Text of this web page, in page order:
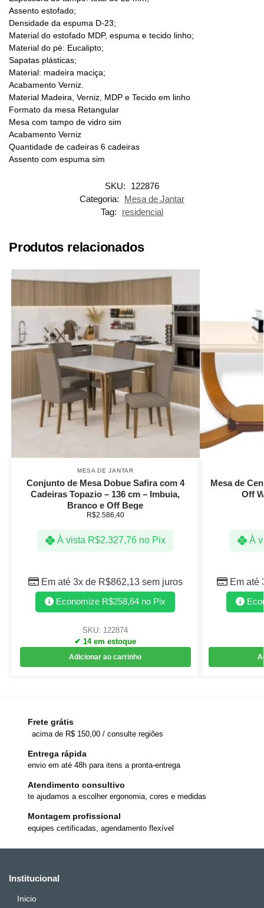
Assento estofado;
Densidade da espuma D-23;
Material do estofado MDP, espuma e tecido linho;
Material do pé: Eucalipto;
Sapatas plásticas;
Material: madeira maciça;
Acabamento Verniz.
Material Madeira, Verniz, MDP e Tecido em linho
Formato da mesa Retangular
Mesa com tampo de vidro sim
Acabamento Verniz
Quantidade de cadeiras 6 cadeiras
Assento com espuma sim
SKU:
122876
Categoria:
Mesa de Jantar
Tag:
residencial
Produtos relacionados
MESA DE JANTAR
Conjunto de Mesa Dobue Safira com 4
Cadeiras Topazio – 136 cm – Imbuia,
Branco e Off Bege
R$2.586,40
À vista R$2.327,76 no Pix
Em até 3x de R$862,13sem juros
Economize R$258,64 no Pix
SKU: 122874
✔ 14 em estoque
Adicionar ao carrinho
Mesa de
Off
À
Em até
Frete grátis
acima de R$ 150,00 / consulte regiões
Entrega rápida
envio em até 48h para itens a pronta-entrega
Atendimento consultivo
te ajudamos a escolher ergonomia, cores e medidas
Montagem profissional
equipes certificadas, agendamento flexível
Institucional
Inicio